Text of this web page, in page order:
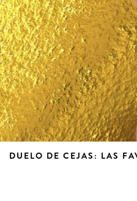
DUELO DE CEJAS: LAS